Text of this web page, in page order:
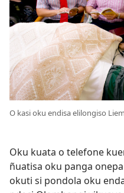
O kasi oku endisa elilongiso
Oku kuata o telefone
ñuatisa oku panga
okuti si pondola oku